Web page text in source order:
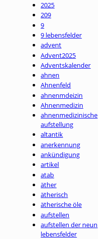
2025
209
9
9 lebensfelder
advent
Advent2025
Adventskalender
ahnen
Ahnenfeld
ahnenmdeizin
Ahnenmedizin
ahnenmedizinische
aufstellung
altantik
anerkennung
ankündigung
artikel
atab
äther
ätherisch
ätherische öle
aufstellen
aufstellen der neun
lebensfelder